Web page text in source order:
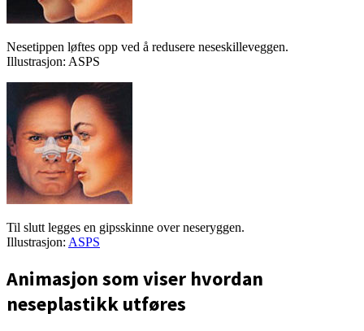
Nesetippen løftes opp ved å redusere neseskilleveggen.
Illustrasjon: ASPS
Til slutt legges en gipsskinne over neseryggen.
Illustrasjon: ASPS
Animasjon som viser hvordan
neseplastikk utføres